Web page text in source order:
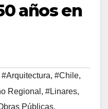
años en
#Arquitectura, #Chile,
Regional , #Linares,
Públicas,